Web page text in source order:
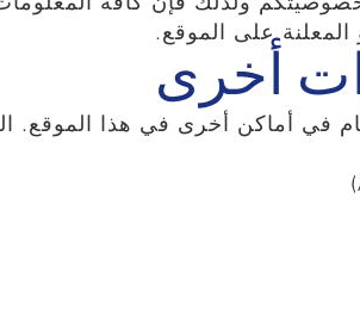
على الموقع.
في أماكن أخرى في هذا الموقع.